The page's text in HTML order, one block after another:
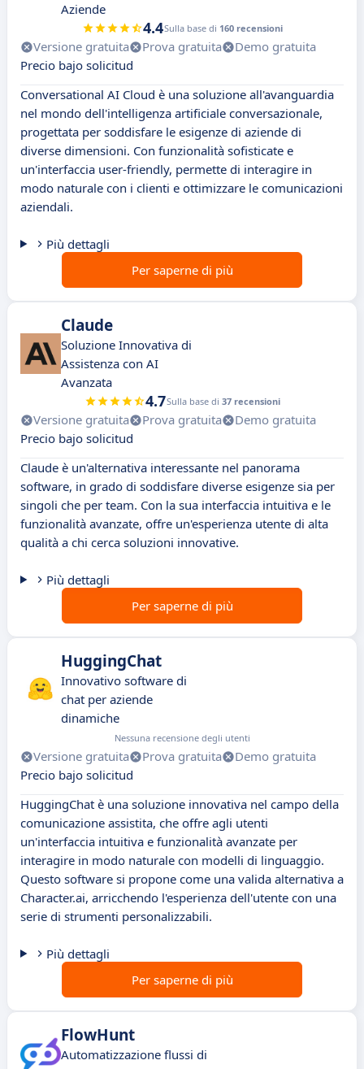
Aziende
4.4Sulla base di 160 recensioni
Versione gratuita Prova gratuita
Demo gratuita
Precio bajo solicitud
Conversational AI Cloud è una soluzione all'avanguardia
nel mondo dell'intelligenza artificiale conversazionale,
progettata per soddisfare le esigenze di aziende di
diverse dimensioni. Con funzionalità sofisticate e
un'interfaccia user-friendly, permette di interagire in
modo naturale con i clienti e ottimizzare le comunicazioni
aziendali.
Più dettagli
Per saperne di più
Claude
Soluzione Innovativa di
Assistenza con AI
Avanzata
4.7Sulla base di 37 recensioni
Versione gratuita Prova gratuita
Demo gratuita
Precio bajo solicitud
Claude è un'alternativa interessante nel panorama
software, in grado di soddisfare diverse esigenze sia per
singoli che per team. Con la sua interfaccia intuitiva e le
funzionalità avanzate, offre un'esperienza utente di alta
qualità a chi cerca soluzioni innovative.
Più dettagli
Per saperne di più
HuggingChat
Innovativo software di
chat per aziende
dinamiche
Nessuna recensione degli utenti
Versione gratuita Prova gratuita
Demo gratuita
Precio bajo solicitud
HuggingChat è una soluzione innovativa nel campo della
comunicazione assistita, che offre agli utenti
un'interfaccia intuitiva e funzionalità avanzate per
interagire in modo naturale con modelli di linguaggio.
Questo software si propone come una valida alternativa a
Character.ai, arricchendo l'esperienza dell'utente con una
serie di strumenti personalizzabili.
Più dettagli
Per saperne di più
FlowHunt
Automatizzazione flussi di